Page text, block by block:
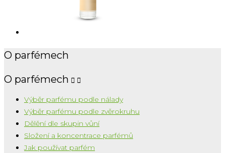
O parfémech
O parfémech  
Výběr parfému podle nálady
Výběr parfému podle zvěrokruhu
Dělění dle skupin vůní
Složení a koncentrace parfémů
Jak používat parfém